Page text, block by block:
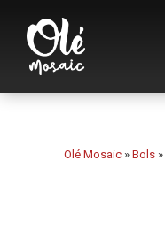
Olé Mosaic » Bols »